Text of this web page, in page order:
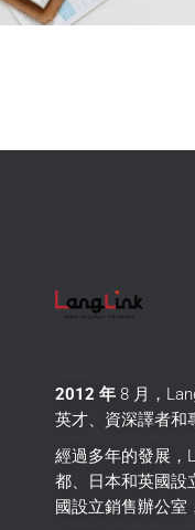
2012 年 8 月，
英才、資深譯者和
經過多年的發展，
都、日本和英國設
國設立銷售辦公室